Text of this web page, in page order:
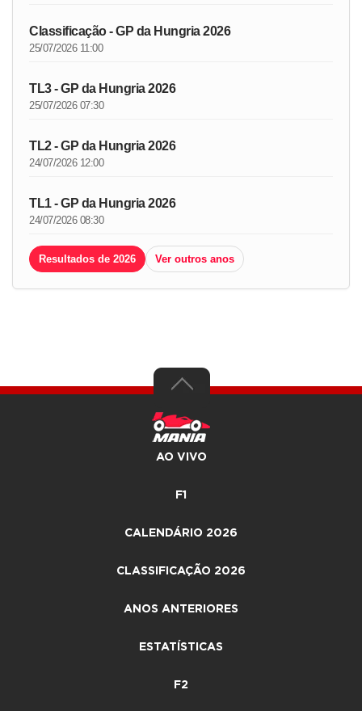
Classificação - GP da Hungria 2026
25/07/2026 11:00
TL3 - GP da Hungria 2026
25/07/2026 07:30
TL2 - GP da Hungria 2026
24/07/2026 12:00
TL1 - GP da Hungria 2026
24/07/2026 08:30
Resultados de 2026 Ver outros anos
AO VIVO
F1
CALENDÁRIO 2026
CLASSIFICAÇÃO 2026
ANOS ANTERIORES
ESTATÍSTICAS
F2